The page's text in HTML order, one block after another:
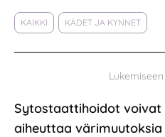
KAIKKI KÄDET JA KYNNET
Sytostaattihoidot
aiheuttaa